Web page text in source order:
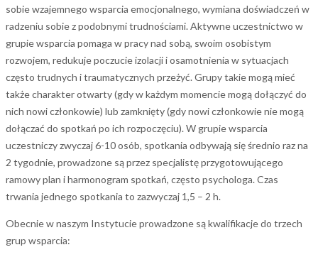
sobie wzajemnego wsparcia emocjonalnego, wymiana doświadczeń w
radzeniu sobie z podobnymi trudnościami. Aktywne uczestnictwo w
grupie wsparcia pomaga w pracy nad sobą, swoim osobistym
rozwojem, redukuje poczucie izolacji i osamotnienia w sytuacjach
często trudnych i traumatycznych przeżyć. Grupy takie mogą mieć
także charakter otwarty (gdy w każdym momencie mogą dołączyć do
nich nowi członkowie) lub zamknięty (gdy nowi członkowie nie mogą
dołączać do spotkań po ich rozpoczęciu). W grupie wsparcia
uczestniczy zwyczaj 6-10 osób, spotkania odbywają się średnio raz na
2 tygodnie, prowadzone są przez specjalistę przygotowującego
ramowy plan i harmonogram spotkań, często psychologa. Czas
trwania jednego spotkania to zazwyczaj 1,5 – 2 h.
Obecnie w naszym Instytucie prowadzone są kwalifikacje do trzech
grup wsparcia: